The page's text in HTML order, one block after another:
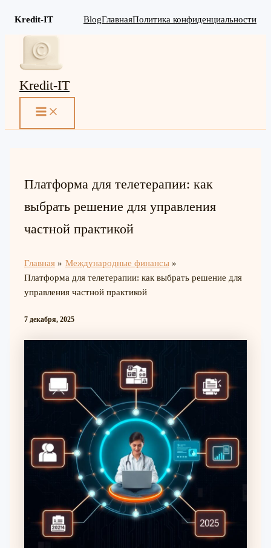
Kredit-IT BlogГлавнаяПолитика конфиденциальности
Перейти
содержимому
Kredit-IT
MAIN
Платформа для телетерапии: как
выбрать решение для управления
частной практикой
Главная
Международные финансы
Платформа для телетерапии: как выбрать решение для
управления частной практикой
7 декабря, 2025